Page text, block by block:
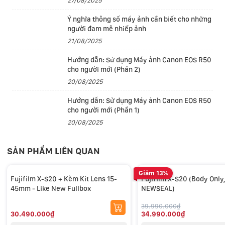
Processor 5
sau với độ phân giải 26.1MP, ghi lại những khoảnh khắc
của bạn bằng bố cục bộ lọc độc đáo giúp kiểm soát
hiện tượng moiré và sai màu, cho ra hình ảnh chuẩn
xác. Thiết kế chiếu sáng sau giúp nâng cao chất lượng
Ý nghĩa thông số máy ảnh cần biết cho những
người đam mê nhiếp ảnh
21/08/2025
Hướng dẫn: Sử dụng Máy ảnh Canon EOS R50
cho người mới (Phần 2)
20/08/2025
Hướng dẫn: Sử dụng Máy ảnh Canon EOS R50
cho người mới (Phần 1)
20/08/2025
SẢN PHẨM LIÊN QUAN
Fujifilm X-S20 + Kèm Kit Lens 15-
45mm - Like New Fullbox
30.490.000₫
Giảm 13%
Fujifilm X-S20 (Body
NEWSEAL)
39.990.000₫
34.990.000₫